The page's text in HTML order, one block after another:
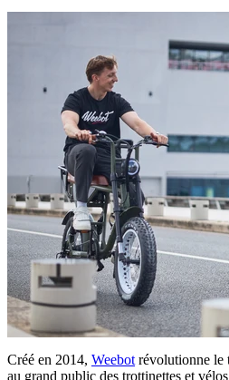
Créé en 2014, Weebot révolutionne le
au grand public des trottinettes et